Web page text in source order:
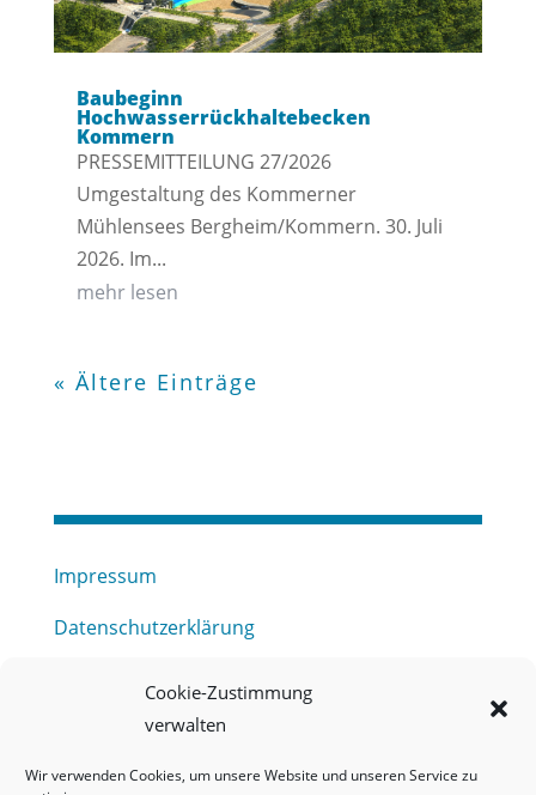
Cookie-Zustimmung
verwalten
Wir verwenden Cookies, um unsere Website und unseren Service zu
Baubeginn
Hochwasserrückhaltebecken
Kommern
PRESSEMITTEILUNG 27/2026
Umgestaltung des Kommerner
Mühlensees Bergheim/Kommern. 30. Juli
2026. Im...
mehr lesen
« Ältere Einträge
Impressum
Datenschutzerklärung
Haftungsausschluss
Barrierefreiheitserklärung
Meldestelle (HinSchG) des Erftverbandes